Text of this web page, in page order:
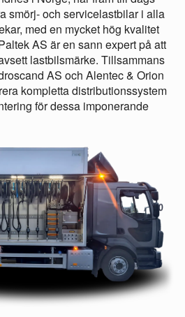
smörj- och servicelastbilar i alla
med en mycket hög kvalitet
AS är en sann expert på att
lastbilsmärke. Tillsammans
AS och Alentec & Orion
kompletta distributionssystem
för dessa imponerande